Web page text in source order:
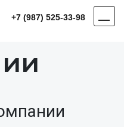
+7 (987) 525-33-98